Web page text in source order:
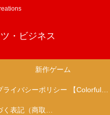
・ビジネス
新作ゲーム
プライバシーポリシー 【Colorful Creation】
特定商取引法に基づく表記（商取引に関する開示）